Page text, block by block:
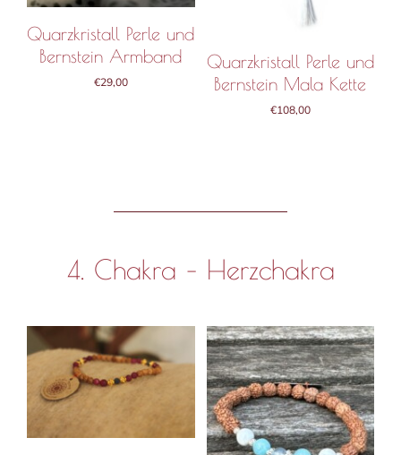
Quarzkristall Perle und
Bernstein Armband
€29,00
Quarzkristall Perle und
Bernstein Mala Kette
€108,00
4. Chakra – Herzchakra
IN DEN WARENKORB
IN DEN WARENKORB
/
DETAILS